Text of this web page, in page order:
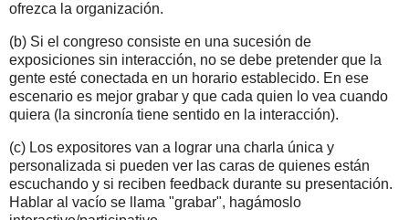
ofrezca la organización.
(b) Si el congreso consiste en una sucesión de
exposiciones sin interacción, no se debe pretender que la
gente esté conectada en un horario establecido. En ese
escenario es mejor grabar y que cada quien lo vea cuando
quiera (la sincronía tiene sentido en la interacción).
(c) Los expositores van a lograr una charla única y
personalizada si pueden ver las caras de quienes están
escuchando y si reciben feedback durante su presentación.
Hablar al vacío se llama "grabar", hagámoslo